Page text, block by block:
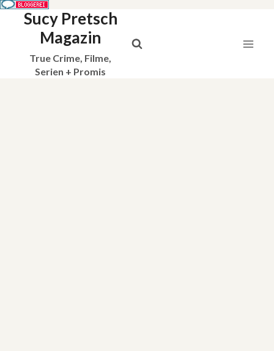
Sucy Pretsch
Magazin
True Crime, Filme,
Serien + Promis